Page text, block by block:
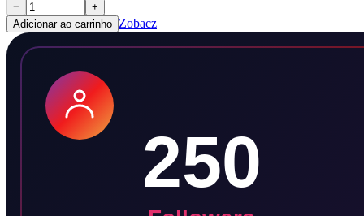
−
+
Adicionar ao carrinho Zobacz